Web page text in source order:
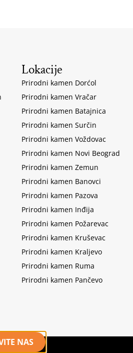
Lokacije
Prirodni kamen Dorćol
Prirodni kamen Vračar
Prirodni kamen Batajnica
Prirodni kamen Surčin
Prirodni kamen Voždovac
Prirodni kamen Novi Beograd
Prirodni kamen Zemun
Prirodni kamen Banovci
Prirodni kamen Pazova
Prirodni kamen Inđija
Prirodni kamen Požarevac
Prirodni kamen Kruševac
Prirodni kamen Kraljevo
Prirodni kamen Ruma
Prirodni kamen Pančevo
NAS